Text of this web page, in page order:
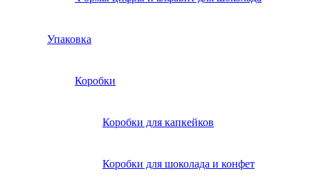
Упаковка
Коробки
Коробки для капкейков
Коробки для шоколада и конфет